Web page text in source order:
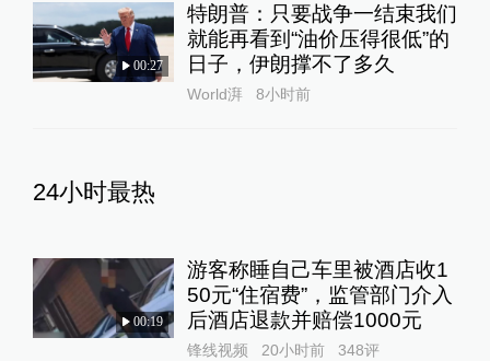
00:27
特朗普：只要战争一结束我们
就能再看到“油价压得很低”的
日子，伊朗撑不了多久
World湃 8小时前
24小时最热
00:19
游客称睡自己车里被酒店收1
50元“住宿费”，监管部门介入
后酒店退款并赔偿1000元
锋线视频 20小时前 348评